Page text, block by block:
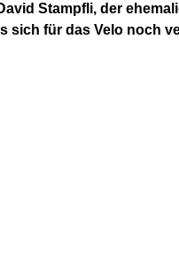
Stampfli, der
sich für das Velo noch